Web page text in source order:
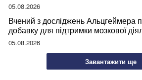
05.08.2026
Вчений з досліджень Альцгеймера
добавку для підтримки мозкової
05.08.2026
Завантажити ще